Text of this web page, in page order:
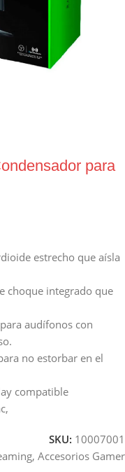
para
estrecho que aísla
choque integrado que
audífonos con
no estorbar en el
compatible
SKU: 10007001
, Accesorios Gamer